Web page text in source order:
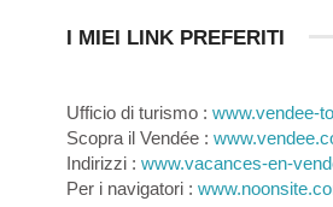
I MIEI LINK PREFERITI
Ufficio di turismo : www.vendee-
Scopra il Vendée :
Indirizzi : www.vacances-en-
Per i navigatori :